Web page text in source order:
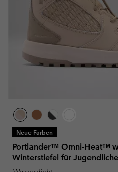
Neue Farben
Portlander™ Omni-Heat™
Winterstiefel für Jugendliche